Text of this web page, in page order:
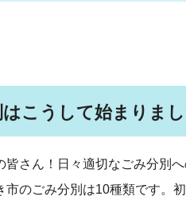
オー
審議会
農業委
はこうして始まりま
さん！日々適切なごみ分別へ
のごみ分別は10種類です。